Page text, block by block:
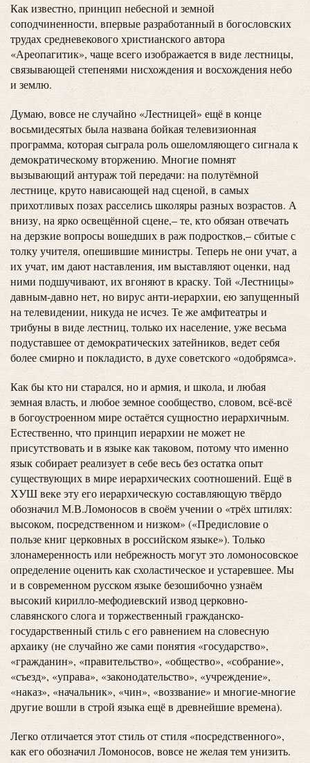
Как известно, принцип небесной и земной
соподчиненности, впервые разработанный в богословских
трудах средневекового христианского автора
«Ареопагитик», чаще всего изображается в виде лестницы,
связывающей степенями нисхождения и восхождения небо
и землю.
Думаю, вовсе не случайно «Лестницей» ещё в конце
восьмидесятых была названа бойкая телевизионная
программа, которая сыграла роль ошеломляющего сигнала к
демократическому вторжению. Многие помнят
вызывающий антураж той передачи: на полутёмной
лестнице, круто нависающей над сценой, в самых
прихотливых позах расселись школяры разных возрастов. А
внизу, на ярко освещённой сцене,– те, кто обязан отвечать
на дерзкие вопросы вошедших в раж подростков,– сбитые с
толку учителя, опешившие министры. Теперь не они учат, а
их учат, им дают наставления, им выставляют оценки, над
ними подшучивают, их вгоняют в краску. Той «Лестницы»
давным-давно нет, но вирус анти-иерархии, ею запущенный
на телевидении, никуда не исчез. Те же амфитеатры и
трибуны в виде лестниц, только их население, уже весьма
подуставшее от демократических затейников, ведет себя
более смирно и покладисто, в духе советского «одобрямса».
Как бы кто ни старался, но и армия, и школа, и любая
земная власть, и любое земное сообщество, словом, всё-всё
в богоустроенном мире остаётся сущностно иерархичным.
Естественно, что принцип иерархии не может не
присутствовать и в языке как таковом, потому что именно
язык собирает реализует в себе весь без остатка опыт
существующих в мире иерархических соотношений. Ещё в
ХУШ веке эту его иерархическую составляющую твёрдо
обозначил М.В.Ломоносов в своём учении о «трёх штилях:
высоком, посредственном и низком» («Предисловие о
пользе книг церковных в российском языке»). Только
злонамеренность или небрежность могут это ломоносовское
определение оценить как схоластическое и устаревшее. Мы
и в современном русском языке безошибочно узнаём
высокий кирилло-мефодиевский извод церковно-
славянского слога и торжественный гражданско-
государственный стиль с его равнением на словесную
архаику (не случайно же сами понятия «государство»,
«гражданин», «правительство», «общество», «собрание»,
«съезд», «управа», «законодательство», «учреждение»,
«наказ», «начальник», «чин», «воззвание» и многие-многие
другие вошли в строй языка ещё в древнейшие времена).
Легко отличается этот стиль от стиля «посредственного»,
как его обозначил Ломоносов, вовсе не желая тем унизить.